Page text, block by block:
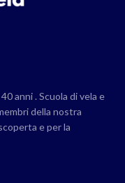
anni . Scuola di vela e
della nostra
e per la